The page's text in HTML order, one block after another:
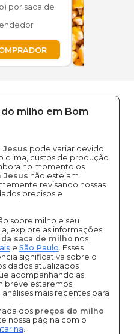
por saca de
do milho em Bom
Jesus pode variar devido
clima, custos de produção
no momento os
Jesus não estejam
revisando nossas
precisos e
sobre milho e seu
explore as informações
saca de milho nos
e São Paulo. Esses
significativa sobre o
dados atualizados
acompanhando as
breve estaremos
mais recentes para
dos preços do milho
nossa página com o
.